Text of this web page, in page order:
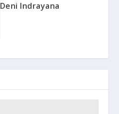
Deni Indrayana